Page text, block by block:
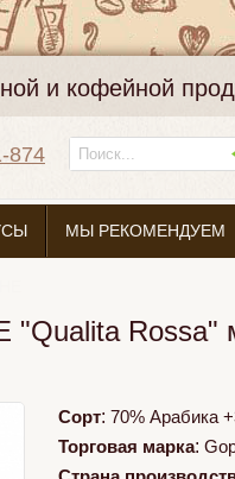
и кофейной
874
МЫ РЕКОМЕНДУЕМ
"Qualita Rossa"
Сорт: 70% Арабика
Торговая марка: